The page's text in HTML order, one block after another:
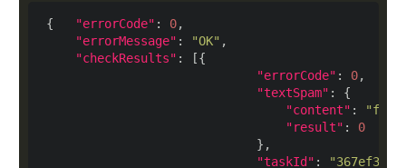
{ "errorCode" : 0
"errorMessage" : "OK"
"checkResults"
"errorCode" : 0
"textSpam"
"content" :
"result" : 0
"taskId" : "367ef301-